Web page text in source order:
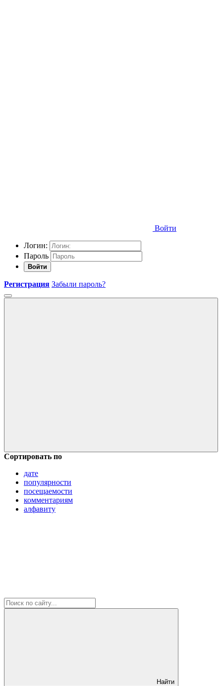
Войти
Логин:
Пароль
Войти
Регистрация Забыли пароль?
Сортировать по
дате
популярности
посещаемости
комментариям
алфавиту
Найти